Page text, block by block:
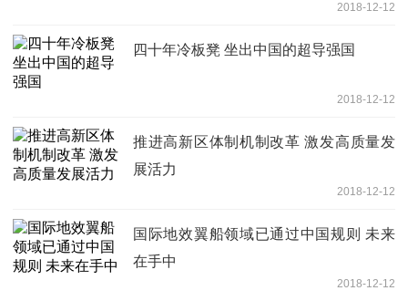
2018-12-12
四十年冷板凳 坐出中国的超导强国
2018-12-12
推进高新区体制机制改革 激发高质量发
展活力
2018-12-12
国际地效翼船领域已通过中国规则 未来
在手中
2018-12-12